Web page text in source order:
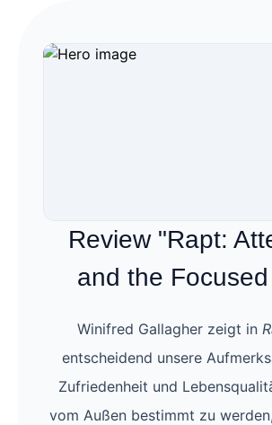
Review "Rapt:
and the
Winifred Gallagher zeigt in
entscheidend unsere
Zufriedenheit und
vom Außen bestimmt zu